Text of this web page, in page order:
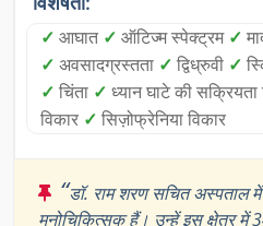
✓ आघात ✓ ऑटिज्म स्पेक्ट्रम ✓
✓ अवसादग्रस्तता ✓ द्विध्रुवी ✓
✓ चिंता ✓ ध्यान घाटे की सक्रियता
विकार ✓ सिज़ोफ्रेनिया विकार
“डॉ. राम शरण सचित अस्पताल
मनोचिकित्सक हैं। उन्हें इस क्षेत्र में